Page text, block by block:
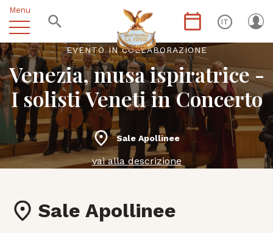
Menu
IT
EVENTO IN COLLABORAZIONE
Venezia, musa ispiratrice -
I solisti Veneti in Concerto
Sale Apollinee
vai alla descrizione
Sale Apollinee